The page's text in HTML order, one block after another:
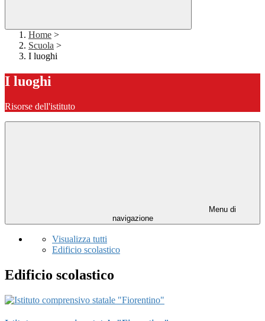
Home >
Scuola >
I luoghi
I luoghi
Risorse dell'istituto
Menu di
navigazione
Visualizza tutti
Edificio scolastico
Edificio scolastico